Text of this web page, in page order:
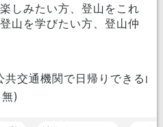
しみたい方、登山をこれ
山を学びたい方、登山仲
交通機関で日帰りできる山
)